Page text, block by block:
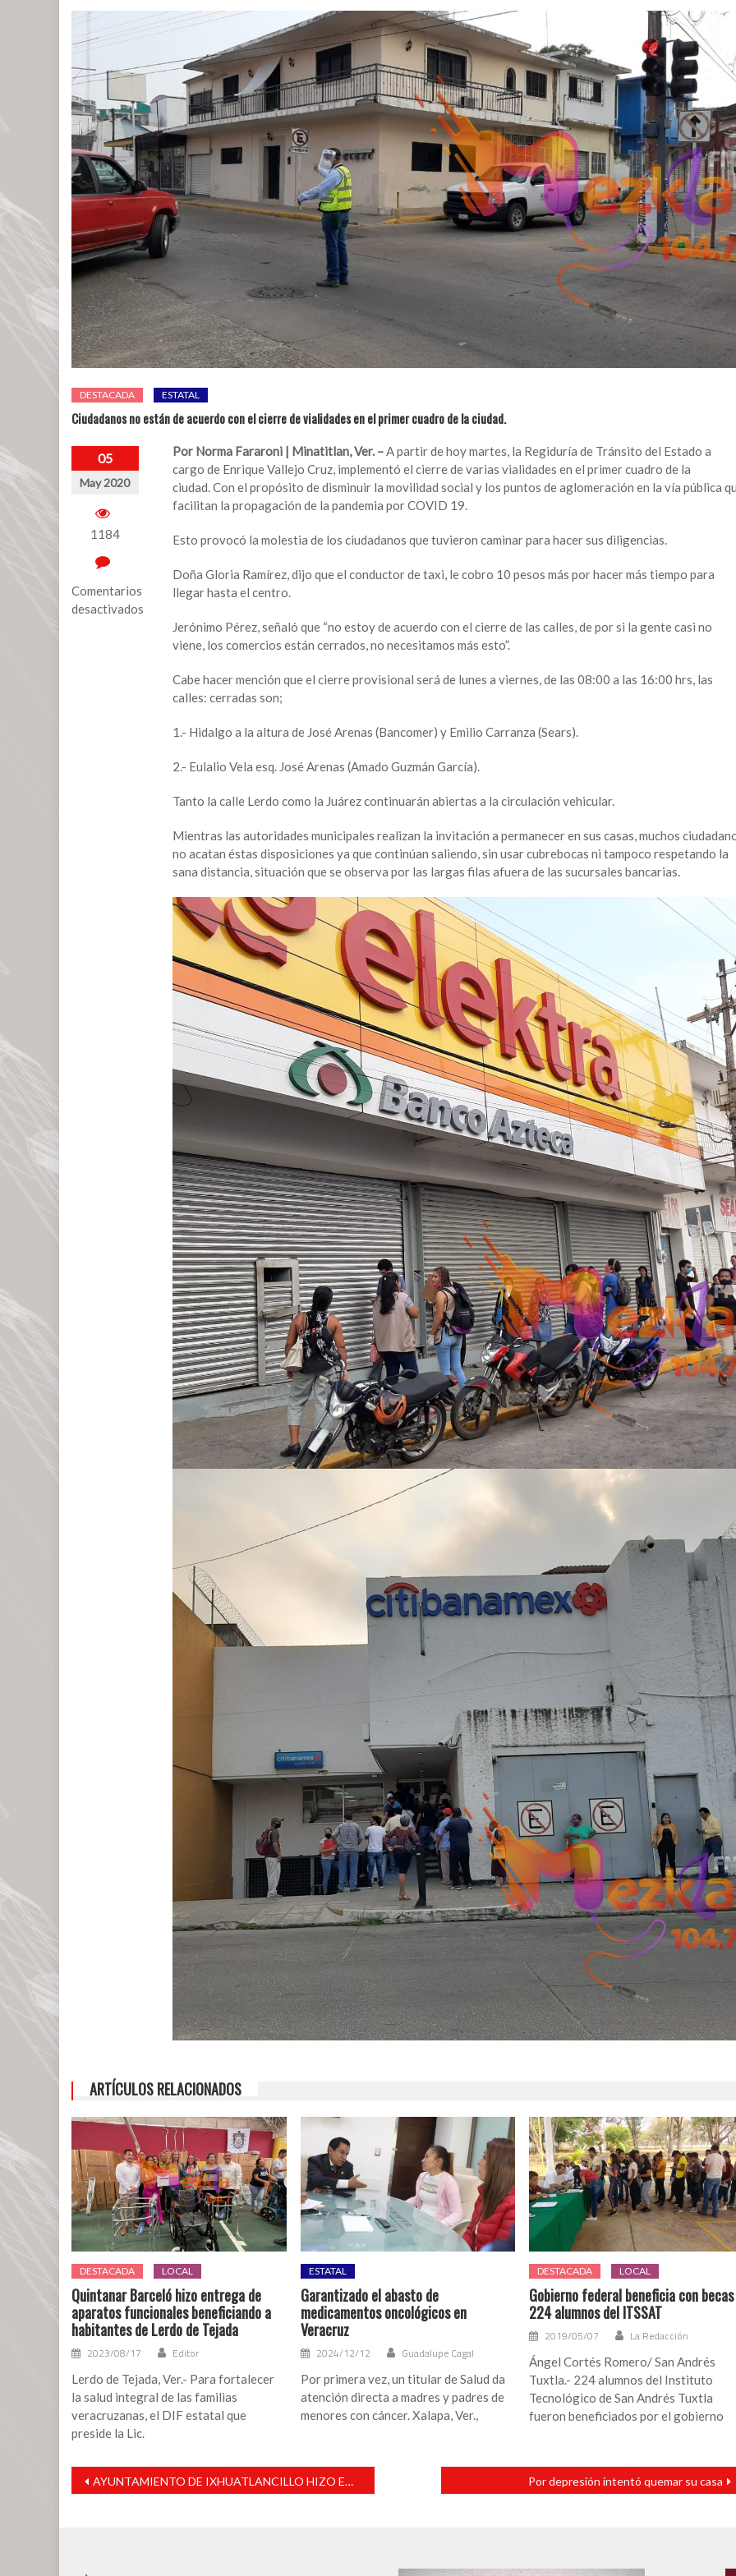
DESTACADA ESTATAL
Ciudadanos no están de acuerdo con el cierre de vialidades en el primer cuadro de la ciudad.
05
May 2020
1184
Comentarios
desactivados
Por Norma Fararoni | Minatitlan, Ver. –A partir de hoy martes, la Regiduría de Tránsito del Estado a
cargo de Enrique Vallejo Cruz, implementó el cierre de varias vialidades en el primer cuadro de la
ciudad. Con el propósito de disminuir la movilidad social y los puntos de aglomeración en la vía pública
facilitan la propagación de la pandemia por COVID 19.
Esto provocó la molestia de los ciudadanos que tuvieron caminar para hacer sus diligencias.
Doña Gloria Ramírez, dijo que el conductor de taxi, le cobro 10 pesos más por hacer más tiempo para
llegar hasta el centro.
Jerónimo Pérez, señaló que “no estoy de acuerdo con el cierre de las calles, de por si la gente casi no
viene, los comercios están cerrados, no necesitamos más esto”.
Cabe hacer mención que el cierre provisional será de lunes a viernes, de las 08:00 a las 16:00 hrs, las
calles: cerradas son;
1.- Hidalgo a la altura de José Arenas (Bancomer) y Emilio Carranza (Sears).
2.- Eulalio Vela esq. José Arenas (Amado Guzmán García).
Tanto la calle Lerdo como la Juárez continuarán abiertas a la circulación vehicular.
Mientras las autoridades municipales realizan la invitación a permanecer en sus casas, muchos
no acatan éstas disposiciones ya que continúan saliendo, sin usar cubrebocas ni tampoco respetando la
sana distancia, situación que se observa por las largas filas afuera de las sucursales bancarias.
ARTÍCULOS RELACIONADOS
DESTACADA LOCAL
Quintanar Barceló hizo entrega de
aparatos funcionales beneficiando a
habitantes de Lerdo de Tejada
2023/08/17 Editor
Lerdo de Tejada, Ver.- Para fortalecer
la salud integral de las familias
veracruzanas, el DIF estatal que
preside la Lic.
ESTATAL
Garantizado el abasto de
medicamentos oncológicos en
Veracruz
2024/12/12 Guadalupe Cagal
Por primera vez, un titular de Salud da
atención directa a madres y padres de
menores con cáncer. Xalapa, Ver.,
DESTACADA LOCAL
Gobierno federal beneficia con
224 alumnos del ITSSAT
2019/05/07 La Redacción
Ángel Cortés Romero/ San Andrés
Tuxtla.- 224 alumnos del Instituto
Tecnológico de San Andrés Tuxtla
fueron beneficiados por el gobierno
Navegación
entradas
AYUNTAMIENTO DE IXHUATLANCILLO HIZO ENTREGA DE APOYOS ALIMENTARIOS POR COVID-19 Por depresión intentó quemar su casa